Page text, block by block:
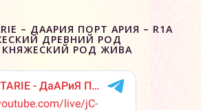
– ДААРИЯ ПОРТ АРИЯ – R1A
ДРЕВНИЙ РОД
РОД ЖИВА